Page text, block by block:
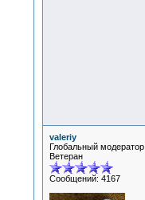
valeriy
Глобальный модератор
Ветеран
Сообщений: 4167